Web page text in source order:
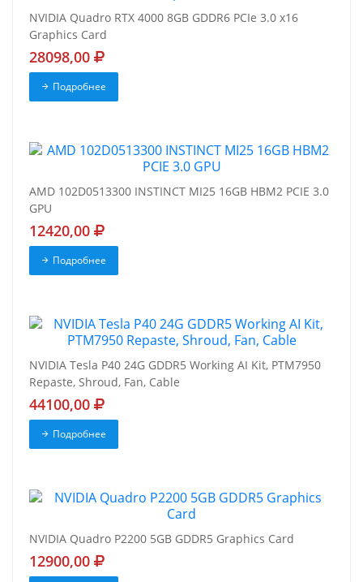
NVIDIA Quadro RTX 4000 8GB GDDR6 PCIe 3.0 x16
Graphics Card
28098,00
Подробнее
AMD 102D0513300 INSTINCT MI25 16GB HBM2 PCIE 3.0
GPU
12420,00
Подробнее
NVIDIA Tesla P40 24G GDDR5 Working AI Kit, PTM7950
Repaste, Shroud, Fan, Cable
44100,00
Подробнее
NVIDIA Quadro P2200 5GB GDDR5 Graphics Card
12900,00